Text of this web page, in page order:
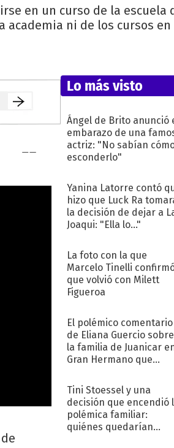
en un curso de la escuela
academia ni de los cursos
Lo más visto
Ángel de Brito anunció
embarazo de una
actriz: "No sabían
esconderlo"
Yanina Latorre contó
hizo que Luck Ra
la decisión de dejar a
Joaqui: "Ella lo..."
La foto con la que
Marcelo Tinelli
que volvió con Milett
Figueroa
El polémico comentario
de Eliana Guercio sobre
la familia de Juanicar
Gran Hermano que
Tini Stoessel y una
decisión que encendió
polémica familiar:
quiénes quedarían